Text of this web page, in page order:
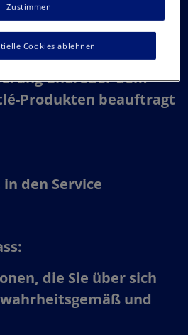
Unternehmen oder für
die von Nestlé mit
und/oder dem
Produkten beauftragt
den Service​
die Sie über sich
und
Cookies ablehnen
Zustimmen